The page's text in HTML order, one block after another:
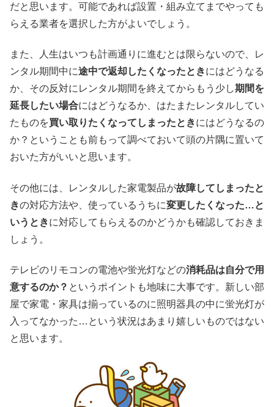
だと思います。可能であれば設置・組み立てまでやっても
らえる業者を選択した方がよいでしょう。
また、人生はいつも計画通りに進むとは限らないので、レ
ンタル期間中に途中で返却したくなったときにはどうなる
か、その反対にレンタル期間を終えてからもう少し期間を
延長したい場合にはどうなるか、はたまたレンタルしてい
たものを買い取りたくなってしまったときにはどうなるの
か？ということも前もって調べておいて頭の片隅に置いて
おいた方がいいと思います。
その他には、レンタルした家電製品が故障してしまったと
きの対応方法や、使っているうちに変更したくなった…と
いうときに対応してもらえるのかどうかも確認しておきま
しょう。
テレビのリモコンの電池や蛍光灯などの消耗品は自分で用
意するのか？ というポイントも地味に大事です。新しい部
屋で家電・家具は揃っているのに照明器具の中に蛍光灯が
入ってなかった…という状況はあまり嬉しいものではない
と思います。